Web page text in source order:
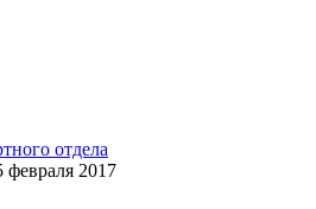
отдела
февраля 2017